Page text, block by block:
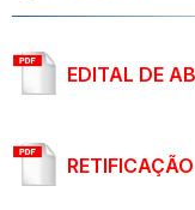
EDITAL DE